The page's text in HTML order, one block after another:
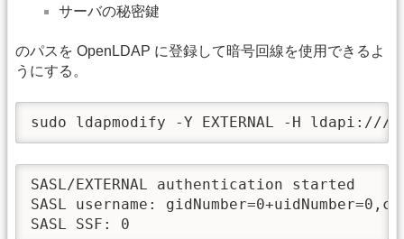
サーバの秘密鍵
のパスを OpenLDAP に登録して暗号回線を使用できるよ
うにする。
sudo ldapmodify -Y EXTERNAL -H ldapi:///
SASL/EXTERNAL authentication started
SASL username:
SASL SSF: 0